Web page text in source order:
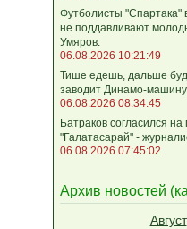
Футболисты "Спартака"
не поддавливают
Умяров.
06.08.2026 10:21:49
Тише едешь, дальше
заводит Динамо-
06.08.2026 08:34:45
Батраков согласился на
"Галатасарай" -
06.08.2026 07:45:02
Архив новостей (
Август